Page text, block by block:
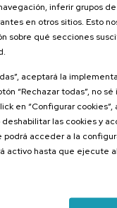
48
Sebastián
inferir grupos
en otros sitios. Esto
sobre qué secciones
aceptará la
“Rechazar todas”, no
en “Configurar
las cookies y
podrá acceder a la
activo hasta que ejecute